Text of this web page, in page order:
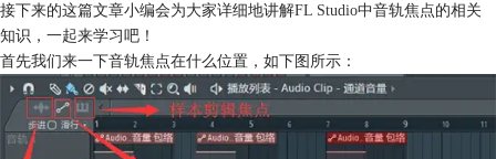
接下来的这篇文章小编会为大家详细地讲解FL Studio中音轨焦点的相关
知识，一起来学习吧！
首先我们来一下音轨焦点在什么位置，如下图所示：